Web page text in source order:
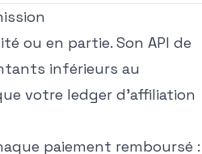
ou en partie. Son API de
inférieurs au
votre ledger d'affiliation
paiement remboursé :